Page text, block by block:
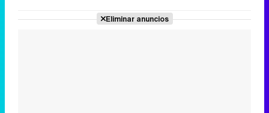
Eliminar anuncios